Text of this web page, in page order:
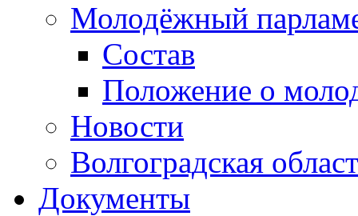
Молодёжный
Состав
Положение о
Новости
Волгоградская
Документы